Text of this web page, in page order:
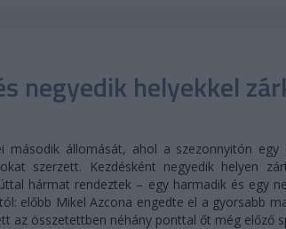
negyedik helyekkel
második állomását, ahol a szezonnyitón egy
szerzett. Kezdésként negyedik helyen
hármat rendeztek – egy harmadik és egy
előbb Mikel Azcona engedte el a gyorsabb
az összetettben néhány ponttal őt még előző